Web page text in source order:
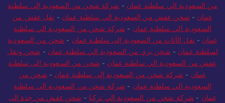
من السعودية الي سلطنة عمان - شركة شحن من السعودية إلى سلطنة
عمان - شحن عفش من السعودية الي سلطنة عمان - نقل عفش من
السعودية الي سلطنة عمان - شركة شحن من السعودية الي سلطنة
عمان - نقل الأثاث من السعودية إلى سلطنة عمان - شحن من السعودية
لسلطنة عمان - شحن بري من السعودية الي سلطنة عمان - شحن ونقل
عفش من السعودية الي سلطنة عمان - شحن من السعودية الى سلطنة
عمان - شركة شحن من السعودية إلى سلطنة عمان - شحن من
السعودية الي سلطنة عمان - شركة شحن من السعودية الي سلطنة
عمان - شركة شحن من السعودية الي تركيا - شحن عفش من جدة الى